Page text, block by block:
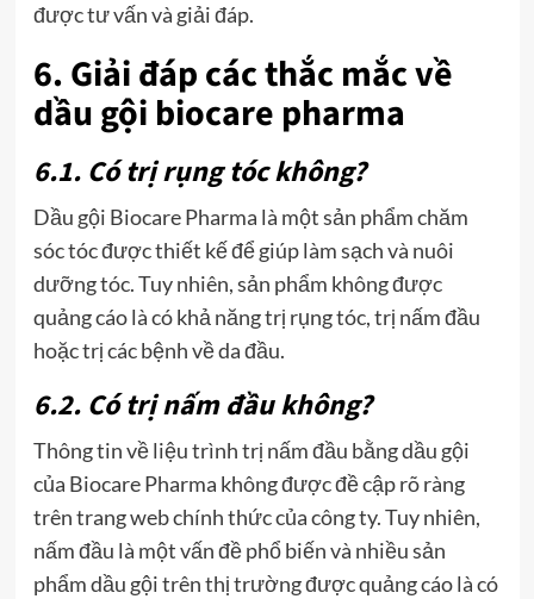
được tư vấn và giải đáp.
6. Giải đáp các thắc mắc về
dầu gội biocare pharma
6.1. Có trị rụng tóc không?
Dầu gội Biocare Pharma là một sản phẩm chăm
sóc tóc được thiết kế để giúp làm sạch và nuôi
dưỡng tóc. Tuy nhiên, sản phẩm không được
quảng cáo là có khả năng trị rụng tóc, trị nấm đầu
hoặc trị các bệnh về da đầu.
6.2. Có trị nấm đầu không?
Thông tin về liệu trình trị nấm đầu bằng dầu gội
của Biocare Pharma không được đề cập rõ ràng
trên trang web chính thức của công ty. Tuy nhiên,
nấm đầu là một vấn đề phổ biến và nhiều sản
phẩm dầu gội trên thị trường được quảng cáo là có